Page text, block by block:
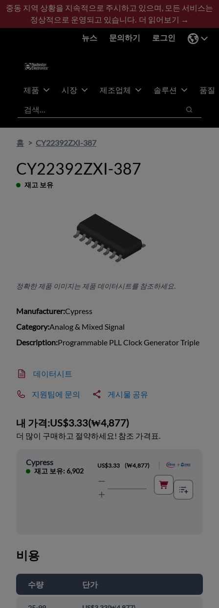
기
콘
바
글
중동 지역 상황을 지속적으로 주시하고 있으며, 모든 서비스는
정상적으로 운영되고 있습니다. 더 읽어보기 →
뉴스
문의하기 로그인
제품 시장 제조업체 솔루션
품질
검색
검색
홈 CY22392ZXI-387
CY22392ZXI-387
재고 보유
정확한 제품 이미지는 제품 데이터시트를 참조하세요.
Manufacturer:Cypress
Category:Analog & Mixed Signal
Description:Programmable PLL Clock Generator Triple
데이터시트
지원팀에 문의 게시물 공유
내 가격:US$3.33(₩4,877)
더 많이 구매하고 절약하세요! 참조 가격표.
Cypress
재고 보유: 6,902
US$3.33 (₩4,877)
비용
수량 단가